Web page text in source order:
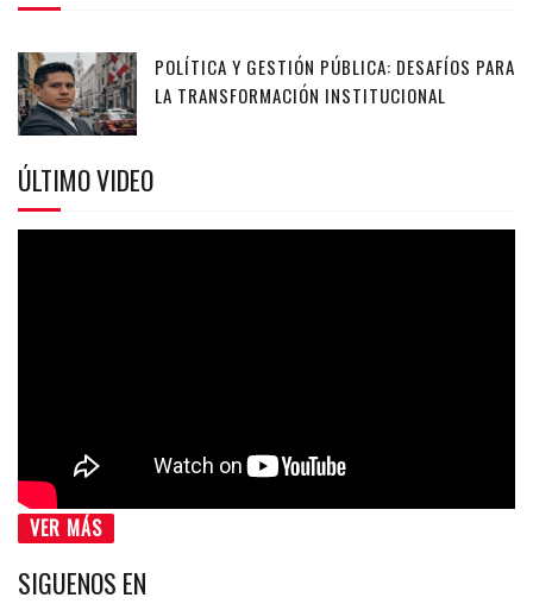
POLÍTICA Y GESTIÓN PÚBLICA: DESAFÍOS PARA
LA TRANSFORMACIÓN INSTITUCIONAL
ÚLTIMO VIDEO
VER MÁS
SIGUENOS EN